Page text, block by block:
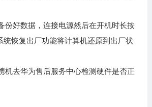
份好数据，连接电源然后在开机时长按
恢复出厂功能将计算机还原到出厂状
机去华为售后服务中心检测硬件是否正